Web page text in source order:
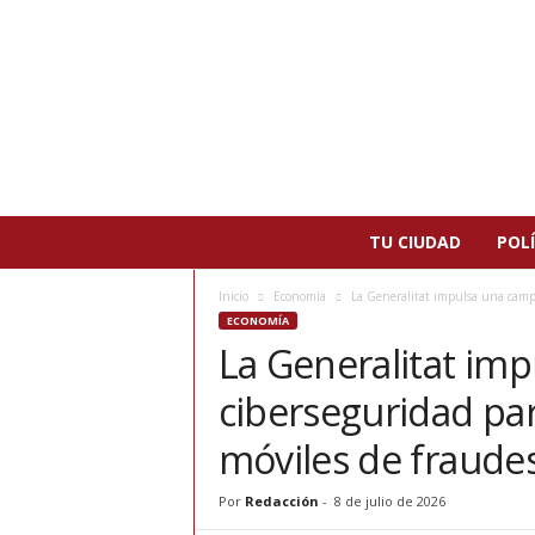
TU CIUDAD
Inicio Economía La Generalitat impulsa una
ECONOMÍA
La Generalitat
ciberseguridad
móviles de
Por Redacción - 8 de julio de 2026